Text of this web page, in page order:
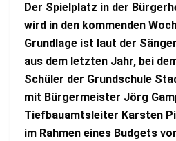
Der Spielplatz in der
wird in den kommenden
Grundlage ist laut der
aus dem letzten Jahr, bei
Schüler der Grundschule
mit Bürgermeister Jörg
Tiefbauamtsleiter Karsten
im Rahmen eines Budgets